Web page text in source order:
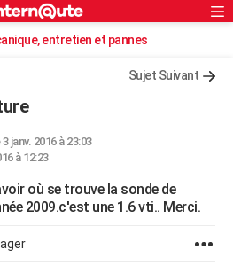
Rechercher
S'inscrire
Connexionentretien et pannes
Sujet Suivant
janv. 2016 à 23:03
à 12:23
où se trouve la sonde de
2009.c'est une 1.6 vti.. Merci.